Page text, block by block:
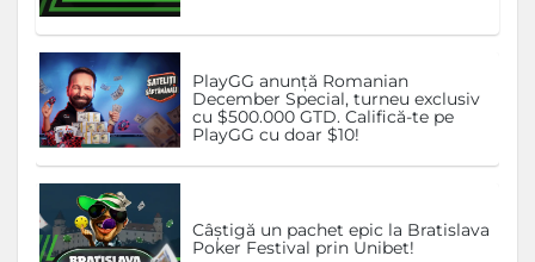
PlayGG anunță Romanian
December Special, turneu exclusiv
cu $500.000 GTD. Califică-te pe
PlayGG cu doar $10!
Câștigă un pachet epic la Bratislava
Poker Festival prin Unibet!